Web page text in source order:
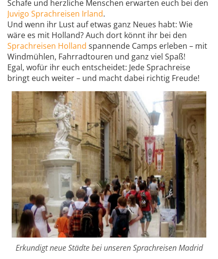
Schafe und herzliche Menschen erwarten euch bei den
Juvigo Sprachreisen Irland.
Und wenn ihr Lust auf etwas ganz Neues habt: Wie
wäre es mit Holland? Auch dort könnt ihr bei den
Sprachreisen Holland spannende Camps erleben – mit
Windmühlen, Fahrradtouren und ganz viel Spaß!
Egal, wofür ihr euch entscheidet: Jede Sprachreise
bringt euch weiter – und macht dabei richtig Freude!
Erkundigt neue Städte bei unseren Sprachreisen Madrid